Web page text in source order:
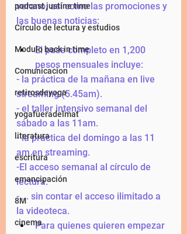
podcast justine time
Círculo de lectura y estudios
Modulo back in time
Comunicacion
retirosdeyoga
yogafueradelmat
literatura
escritura
emancipación
8M
cinema
verano, así como las promociones y
las buenas noticias:
El pase completo en 1,200
pesos mensuales incluye:
- la práctica de la mañana en live
streaming (5.45am).
- el taller intensivo semanal del
sábado a las 11am.
- la práctica del domingo a las 11
am en streaming.
-El acceso semanal al círculo de
lectura.
-.... sin contar el acceso ilimitado a
la videoteca.
Para quienes quieren empezar